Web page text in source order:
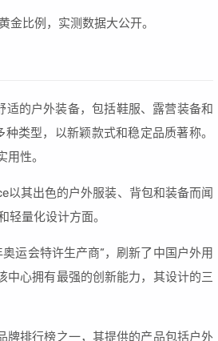
比例，实测数据大公开。
适的户外装备，包括鞋服、露营装备和
类型，以新颖款式和稳定品质著称。
性。
其出色的户外服装、背包和装备而闻
量化设计方面。
运会特许生产商”，刷新了中国户外用
心拥有最强的创新能力，其设计的三
排行榜之一，其提供的产品包括户外